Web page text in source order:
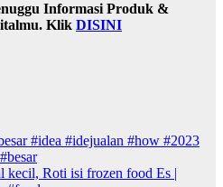
Informasi Produk &
Klik DISINI
#idea #idejualan #how #2023
kecil, Roti isi frozen food Es |